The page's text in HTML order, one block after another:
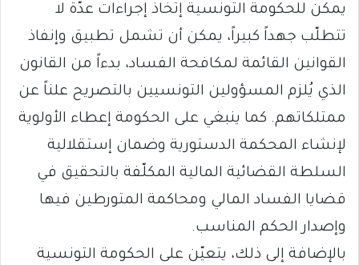
يمكن للحكومة التونسية إتخاذ إجراءات عدّة لا
تتطلّب جهداً كبيراً، يمكن أن تشمل تطبيق وإنفاذ
القوانين القائمة لمكافحة الفساد، بدءاً من القانون
الذي يُلزم المسؤولين التونسيين بالتصريح علناً عن
ممتلكاتهم. كما ينبغي على الحكومة إعطاء الأولوية
لإنشاء المحكمة الدستورية وضمان إستقلالية
السلطة القضائية المالية المكلّفة بالتحقيق في
قضايا الفساد المالي ومحاكمة المتورطين فيها
وإصدار الحكم المناسب.
بالإضافة إلى ذلك، يتعيّن على الحكومة التونسية